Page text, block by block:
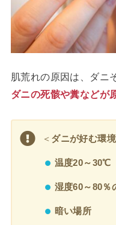
肌荒れの原因は、ダニ
ダニの死骸や糞などが
＜ ダニが好む環境
温度20～30℃
湿度60～80％
暗い場所